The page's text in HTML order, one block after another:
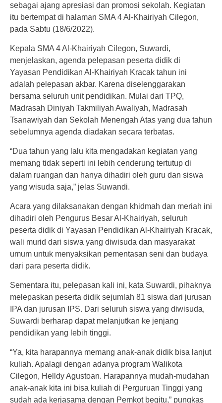
sebagai ajang apresiasi dan promosi sekolah. Kegiatan
itu bertempat di halaman SMA 4 Al-Khairiyah Cilegon,
pada Sabtu (18/6/2022).
Kepala SMA 4 Al-Khairiyah Cilegon, Suwardi,
menjelaskan, agenda pelepasan peserta didik di
Yayasan Pendidikan Al-Khairiyah Kracak tahun ini
adalah pelepasan akbar. Karena diselenggarakan
bersama seluruh unit pendidikan. Mulai dari TPQ,
Madrasah Diniyah Takmiliyah Awaliyah, Madrasah
Tsanawiyah dan Sekolah Menengah Atas yang dua tahun
sebelumnya agenda diadakan secara terbatas.
“Dua tahun yang lalu kita mengadakan kegiatan yang
memang tidak seperti ini lebih cenderung tertutup di
dalam ruangan dan hanya dihadiri oleh guru dan siswa
yang wisuda saja,” jelas Suwandi.
Acara yang dilaksanakan dengan khidmah dan meriah ini
dihadiri oleh Pengurus Besar Al-Khairiyah, seluruh
peserta didik di Yayasan Pendidikan Al-Khairiyah Kracak,
wali murid dari siswa yang diwisuda dan masyarakat
umum untuk menyaksikan pementasan seni dan budaya
dari para peserta didik.
Sementara itu, pelepasan kali ini, kata Suwardi, pihaknya
melepaskan peserta didik sejumlah 81 siswa dari jurusan
IPA dan jurusan IPS. Dari seluruh siswa yang diwisuda,
Suwardi berharap dapat melanjutkan ke jenjang
pendidikan yang lebih tinggi.
“Ya, kita harapannya memang anak-anak didik bisa lanjut
kuliah. Apalagi dengan adanya program Walikota
Cilegon, Helldy Agustoan. Harapannya mudah-mudahan
anak-anak kita ini bisa kuliah di Perguruan Tinggi yang
sudah ada kerjasama dengan Pemkot begitu,” pungkas